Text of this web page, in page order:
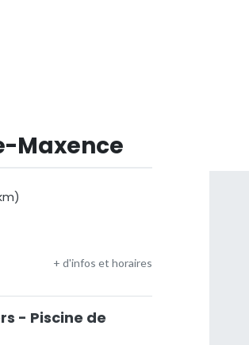
Maxence
+ d'infos et horaires
- Piscine de